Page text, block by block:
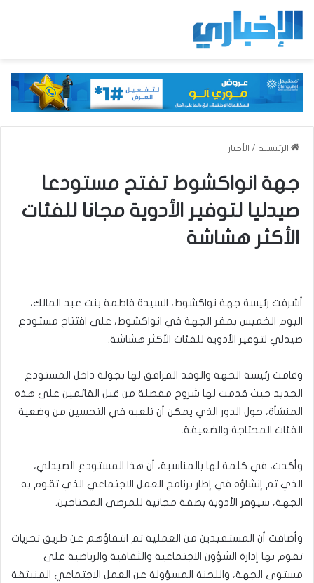
الرئيسية / الأخبار
جهة انواكشوط تفتح مستودعا
صيدليا لتوفير الأدوية مجانا للفئات
الأكثر هشاشة
أشرفت رئيسة جهة نواكشوط، السيدة فاطمة بنت عبد المالك،
اليوم الخميس بمقر الجهة في انواكشوط، على افتتاح مستودع
صيدلي لتوفير الأدوية للفئات الأكثر هشاشة.
وقامت رئيسة الجهة والوفد المرافق لها بجولة داخل المستودع
الجديد حيث قدمت لها شروح مفصلة من قبل القائمين على هذه
المنشأة، حول الدور الذي يمكن أن تلعبه في التحسين من وضعية
الفئات المحتاجة والضعيفة.
وأكدت، في كلمة لها بالمناسبة، أن هذا المستودع الصيدلي،
الذي تم إنشاؤه في إطار برنامج العمل الاجتماعي الذي تقوم به
الجهة، سيوفر الأدوية بصفة مجانية للمرضى المحتاجين.
وأضافت أن المستفيدين من العملية تم انتقاؤهم عن طريق تحريات
تقوم بها إدارة الشؤون الاجتماعية والثقافية والرياضية على
مستوى الجهة، واللجنة المسؤولة عن العمل الاجتماعي المنبثقة